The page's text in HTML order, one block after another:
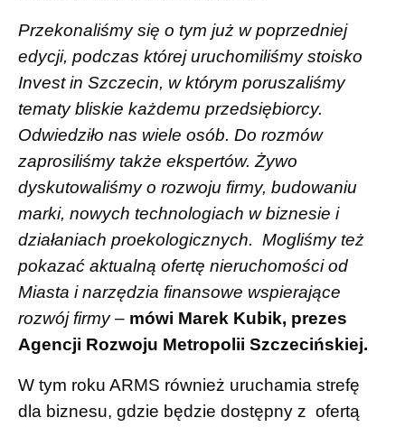
Przekonaliśmy się o tym już w poprzedniej
edycji, podczas której uruchomiliśmy stoisko
Invest in Szczecin, w którym poruszaliśmy
tematy bliskie każdemu przedsiębiorcy.
Odwiedziło nas wiele osób. Do rozmów
zaprosiliśmy także ekspertów. Żywo
dyskutowaliśmy o rozwoju firmy, budowaniu
marki, nowych technologiach w biznesie i
działaniach proekologicznych. Mogliśmy też
pokazać aktualną ofertę nieruchomości od
Miasta i narzędzia finansowe wspierające
rozwój firmy– mówi Marek Kubik, prezes
Agencji Rozwoju Metropolii Szczecińskiej.
W tym roku ARMS również uruchamia strefę
dla biznesu, gdzie będzie dostępny z ofertą